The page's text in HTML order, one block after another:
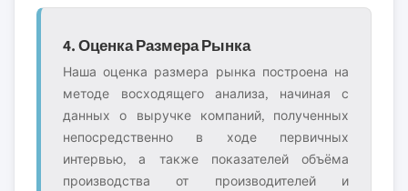
4. Оценка Размера Рынка
Наша оценка размера рынка построена на
методе восходящего анализа, начиная с
данных о выручке компаний, полученных
непосредственно в ходе первичных
интервью, а также показателей объёма
производства от производителей и